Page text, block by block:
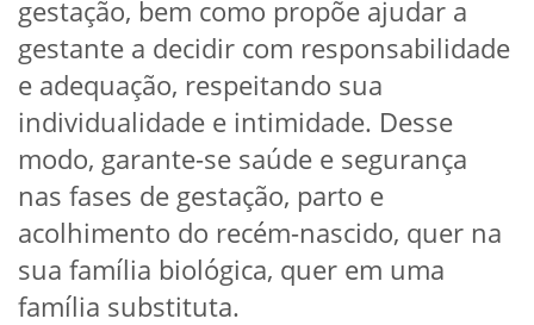
gestação, bem como propõe ajudar a
gestante a decidir com responsabilidade
e adequação, respeitando sua
individualidade e intimidade. Desse
modo, garante-se saúde e segurança
nas fases de gestação, parto e
acolhimento do recém-nascido, quer na
sua família biológica, quer em uma
família substituta.